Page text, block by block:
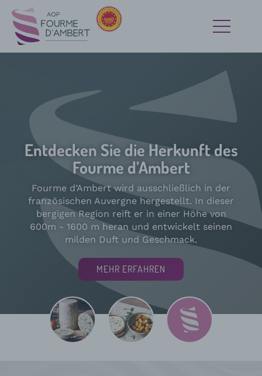
Entdecken Sie die kreative
Milde des Fourme d’Ambert
Fourme d’Ambert ist ein absolutes Muss für
Käseplatten und verleiht all Ihren Gerichten
eine kreative Note. Entdecken Sie unsere
leckeren herzhaften und süßen Rezepte.
MEHR ERFAHREN
Entdecken Sie die kreative
Milde des Fourme d’Ambert
Mit seinem cremig milden Geschmack und
feinen, nussig-fruchtigen Aromen hebt sich
Fourme d’Ambert von allen anderen
Blauschimmelkäsesorten ab.
MEHR ERFAHREN
Entdecken Sie die Herkunft des
Fourme d’Ambert
Fourme d’Ambert wird ausschließlich in der
französischen Auvergne hergestellt. In dieser
bergigen Region reift er in einer Höhe von
600m - 1600 m heran und entwickelt seinen
milden Duft und Geschmack.
MEHR ERFAHREN